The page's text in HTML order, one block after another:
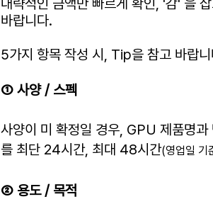
대략적인 금액만 빠르게 확인, '감' 을
바랍니다.
5가지 항목 작성 시, Tip을 참고 바랍
① 사양 / 스펙
사양이 미 확정일 경우, GPU 제품명과
를 최단 24시간, 최대 48시간(영업일 기
② 용도 / 목적